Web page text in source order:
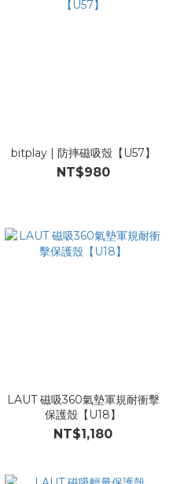
bitplay | 防摔磁吸殼【U57】
NT$980
LAUT 磁吸360氣墊軍規耐衝擊
保護殼【U18】
NT$1,180